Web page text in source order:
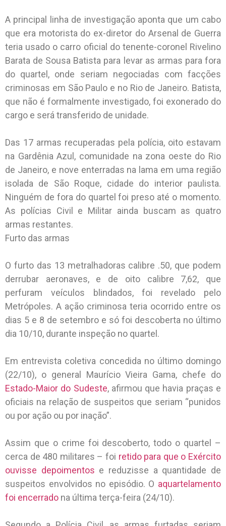
A principal linha de investigação aponta que um cabo
que era motorista do ex-diretor do Arsenal de Guerra
teria usado o carro oficial do tenente-coronel Rivelino
Barata de Sousa Batista para levar as armas para fora
do quartel, onde seriam negociadas com facções
criminosas em São Paulo e no Rio de Janeiro. Batista,
que não é formalmente investigado, foi exonerado do
cargo e será transferido de unidade.
Das 17 armas recuperadas pela polícia, oito estavam
na Gardênia Azul, comunidade na zona oeste do Rio
de Janeiro, e nove enterradas na lama em uma região
isolada de São Roque, cidade do interior paulista.
Ninguém de fora do quartel foi preso até o momento.
As polícias Civil e Militar ainda buscam as quatro
armas restantes.
Furto das armas
O furto das 13 metralhadoras calibre .50, que podem
derrubar aeronaves, e de oito calibre 7,62, que
perfuram veículos blindados, foi revelado pelo
Metrópoles. A ação criminosa teria ocorrido entre os
dias 5 e 8 de setembro e só foi descoberta no último
dia 10/10, durante inspeção no quartel.
Em entrevista coletiva concedida no último domingo
(22/10), o general Maurício Vieira Gama, chefe do
Estado-Maior do Sudeste, afirmou que havia praças e
oficiais na relação de suspeitos que seriam “punidos
ou por ação ou por inação”.
Assim que o crime foi descoberto, todo o quartel –
cerca de 480 militares – foi retido para que o Exército
ouvisse depoimentos e reduzisse a quantidade de
suspeitos envolvidos no episódio. O aquartelamento
foi encerrado na última terça-feira (24/10).